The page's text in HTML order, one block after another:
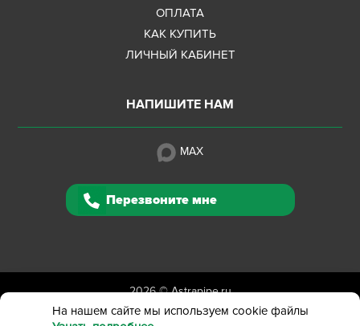
ОПЛАТА
КАК КУПИТЬ
ЛИЧНЫЙ КАБИНЕТ
НАПИШИТЕ НАМ
MAX
Перезвоните мне
2026 ©Astrapipe.ru
Полная версия сайта
На нашем сайте мы используем cookie файлы